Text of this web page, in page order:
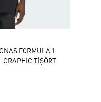
FORMULA 1
GRAPHIC TİŞÖRT